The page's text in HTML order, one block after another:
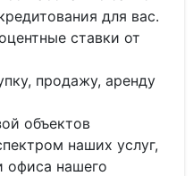
для вас.
ставки от
продажу, аренду
объектов
наших услуг,
нашего